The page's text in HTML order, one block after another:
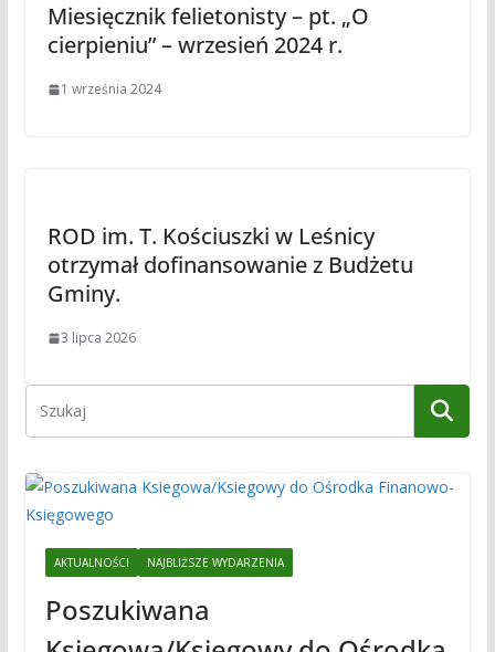
Miesięcznik felietonisty – pt. „O
cierpieniu” – wrzesień 2024 r.
1 września 2024
ROD im. T. Kościuszki w Leśnicy
otrzymał dofinansowanie z Budżetu
Gminy.
3 lipca 2026
AKTUALNOŚCI NAJBLIŻSZE WYDARZENIA
Poszukiwana